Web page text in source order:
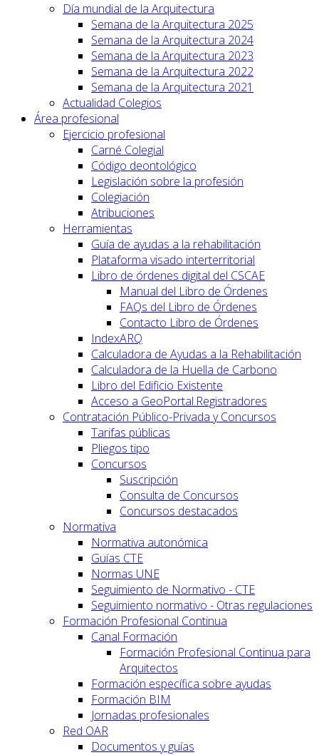
Día mundial de la Arquitectura
Semana de la Arquitectura 2025
Semana de la Arquitectura 2024
Semana de la Arquitectura 2023
Semana de la Arquitectura 2022
Semana de la Arquitectura 2021
Actualidad Colegios
Área profesional
Ejercicio profesional
Carné Colegial
Código deontológico
Legislación sobre la profesión
Colegiación
Atribuciones
Herramientas
Guía de ayudas a la rehabilitación
Plataforma visado interterritorial
Libro de órdenes digital del CSCAE
Manual del Libro de Órdenes
FAQs del Libro de Órdenes
Contacto Libro de Órdenes
IndexARQ
Calculadora de Ayudas a la Rehabilitación
Calculadora de la Huella de Carbono
Libro del Edificio Existente
Acceso a GeoPortal.Registradores
Contratación Público-Privada y Concursos
Tarifas públicas
Pliegos tipo
Concursos
Suscripción
Consulta de Concursos
Concursos destacados
Normativa
Normativa autonómica
Guías CTE
Normas UNE
Seguimiento de Normativo - CTE
Seguimiento normativo - Otras regulaciones
Formación Profesional Continua
Canal Formación
Formación Profesional Continua para
Arquitectos
Formación específica sobre ayudas
Formación BIM
Jornadas profesionales
Red OAR
Documentos y guías